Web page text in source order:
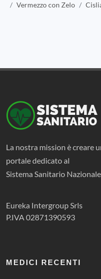
Vermezzo con Zelo
La nostra mission è creare
portale dedicato al
Sistema Sanitario
Eureka Intergroup Srls
P.IVA 02871390593
MEDICI RECENTI